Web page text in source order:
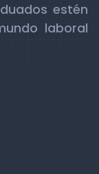
estén
laboral